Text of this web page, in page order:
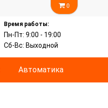
0
Время работы:
Пн-Пт: 9:00 - 19:00
Сб-Вс: Выходной
Автоматика